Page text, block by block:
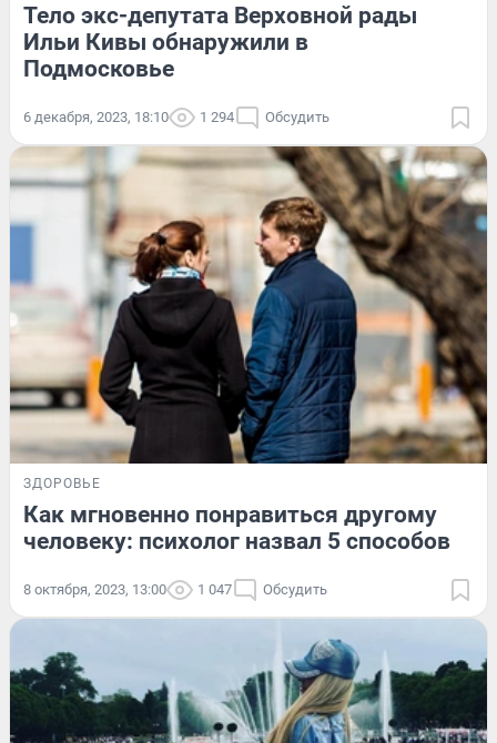
Тело экс-депутата Верховной рады
Ильи Кивы обнаружили в
Подмосковье
6 декабря, 2023, 18:10 1 294 Обсудить
ЗДОРОВЬЕ
Как мгновенно понравиться другому
человеку: психолог назвал 5 способов
8 октября, 2023, 13:00 1 047 Обсудить